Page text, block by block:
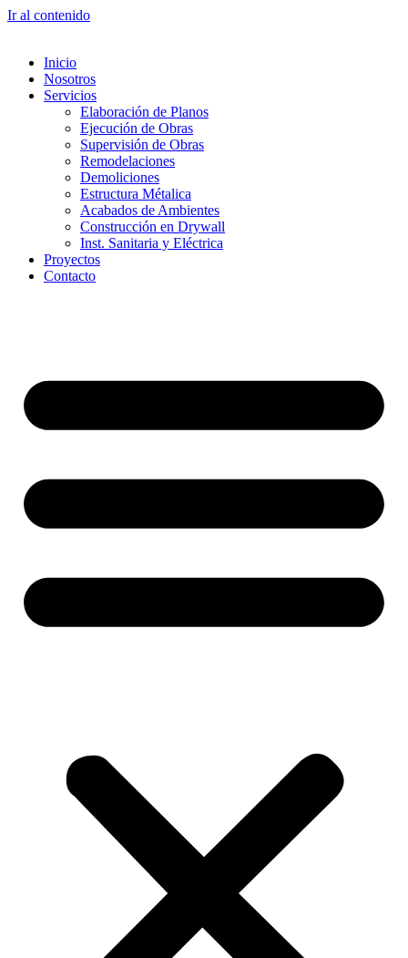
Ir al contenido
Inicio
Nosotros
Servicios
Elaboración de Planos
Ejecución de Obras
Supervisión de Obras
Remodelaciones
Demoliciones
Estructura Métalica
Acabados de Ambientes
Construcción en Drywall
Inst. Sanitaria y Eléctrica
Proyectos
Contacto